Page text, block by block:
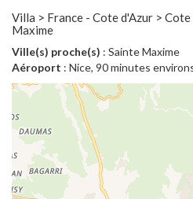
Villa > France - Cote d'Azur >
Maxime
Ville(s) proche(s) : Sainte Maxime
Aéroport : Nice, 90 minutes